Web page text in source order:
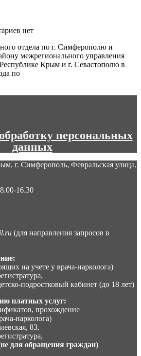
нет
отдела по г. Симферополю и
межрегионального управления
Крым и г. Севастополю в
по
персональных
данных
г. Симферополь, Февральская улица,
16.30
(для направления запросов в
на учете у врача-нарколога)
подростковый кабинет (до 18 лет)
платных услуг:
прохождение
нарколога)
83,
для обращения граждан)